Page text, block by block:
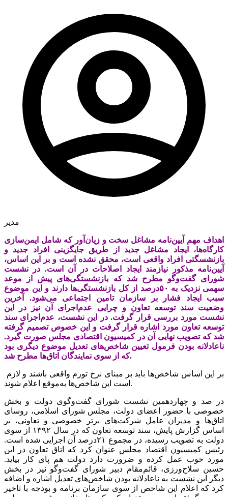
مدیر
اهداف مهم آیین‌‌‌نامه مشاغل سخت و زیان‌‌‌آور که شامل ایمن‌‌‌سازی
کارگاه‌‌‌ها، ایجاد مشاغل جدید از طریق جایگزینی افراد جدید و
بازنشسگتی افراد واقعی است، محقق نشده است و بر این اساس،
آیین‌‌‌نامه مذکور نیازمند ایجاد اصلاحات در آن است. در نشست
شورای گفت‌وگو مطرح شد که بازنشستگی‌‌‌های پیش از موعد
سهمی نزدیک به ۵۰‌درصد از کل بازنشستگی‌ها دارند و این موضوع
سبب ایجاد فشار بر سازمان تامین اجتماعی می‌شود. آخرین
وضعیت سند توسعه تعاون و چرایی عدم‌اجرای آن نیز در این
نشست مورد بررسی قرار گرفت. در این نشست، عدم‌اجرای سند
توسعه تعاون مورد اشاره قرار گرفت و این خصوص تصمیم گرفته
شد که تصویب نهایی آن در کمیسیون اقتصادی مجلس صورت گیرد.
ناعادلانه بودن فرمول تعیین شاخص‌‌‌های تعدیل موضوع دیگری بود
که از سوی نمایندگان اتاق‌‌‌ها مطرح شد.
است این شاخص‌‌‌ها به‌موقع اعلام شوند.
در صد و چهاردهمین نشست شورای گفت‌وگوی دولت و بخش
خصوصی با حضور اعضای دولت، مجلس شورای اسلامی، روسای
اتاق‌‌‌ها و مدیران عامل شرکت‌های برتر خصوصی و تعاونی، بر
اساس گزارش پایش، سند توسعه تعاون که در سال ۱۳۹۲ از سوی
دولت به تصویب رسیده، در مجموع ۲۱‌درصد آن اجرایی شده است.
رئیس کمیسیون اقتصاد مجلس عنوان کرد که اتاق تعاون در این
مورد خوب عمل کرده و ضرورت دارد دولت هم پای کار بیاید.
حسین سلاح‌‌‌ورزی، قائم‌مقام دبیر شورای گفت‌‌‌وگو نیز در بخش
دیگر این نشست به ناعادلانه بودن شاخص‌‌‌های تعدیل اشاره و اضافه
کرد که اعلام این شاخص از سوی سازمان برنامه و بودجه با تاخیر